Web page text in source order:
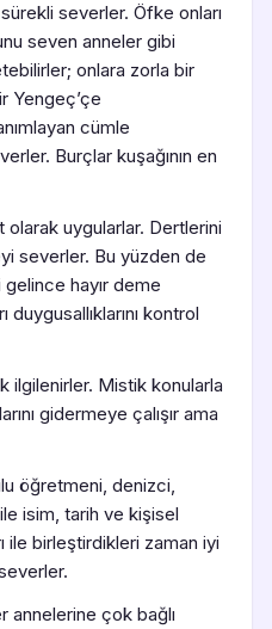
severler. Öfke onları
seven anneler gibi
onlara zorla bir
Yengeç’çe
cümle
Burçlar kuşağının en
uygularlar. Dertlerini
severler. Bu yüzden de
hayır deme
kontrol
ilgilenirler. Mistik konularla
gidermeye çalışır ama
öğretmeni, denizci,
isim, tarih ve kişisel
ile birleştirdikleri zaman iyi
annelerine çok bağlı